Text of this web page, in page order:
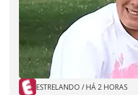
ESTRELANDO / HÁ 2 HORAS